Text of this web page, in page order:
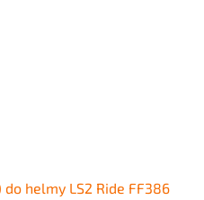
helmy LS2 Ride FF386